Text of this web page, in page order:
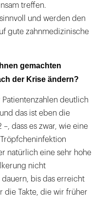
treffen.
und werden den
gute zahnmedizinische
gemachten
der Krise ändern?
deutlich
das ist eben die
–, dass es zwar, wie eine
natürlich eine sehr hohe
nicht
bis das erreicht
die Takte, die wir früher